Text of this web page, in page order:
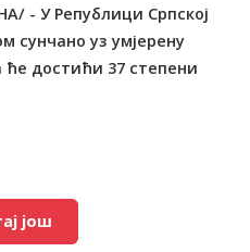
- У Републици Српској
сунчано уз умјерену
достићи 37 степени
још